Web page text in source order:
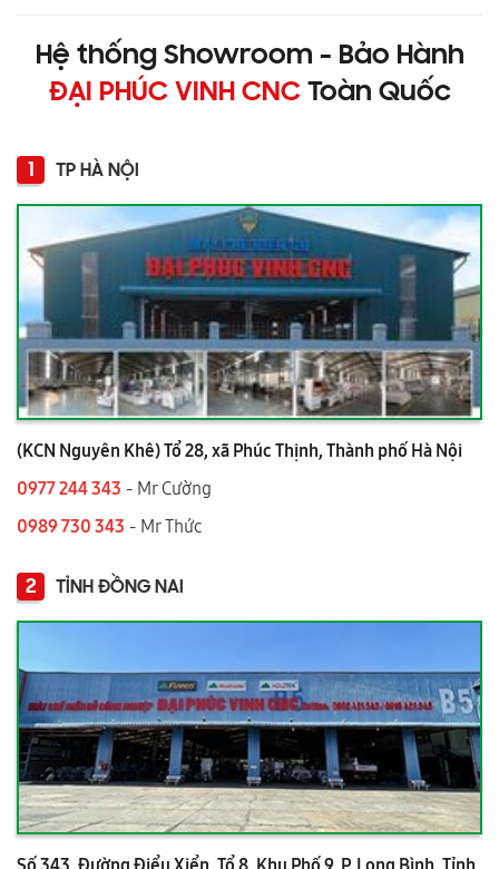
Hệ thống Showroom - Bảo Hành
ĐẠI PHÚC VINH CNCToàn Quốc
1 TP HÀ NỘI
(KCN Nguyên Khê) Tổ 28, xã Phúc Thịnh, Thành phố Hà Nội
0977 244 343 - Mr Cường
0989 730 343 - Mr Thức
2 TỈNH ĐỒNG NAI
Số 343, Đường Điểu Xiển, Tổ 8, Khu Phố 9, P. Long Bình, Tỉnh